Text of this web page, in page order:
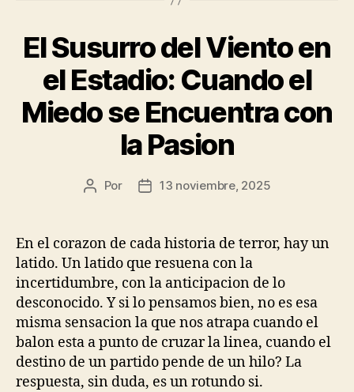
El Susurro del Viento en
el Estadio: Cuando el
Miedo se Encuentra con
la Pasion
Autor
publicación
Por
Fecha
publicación
13 noviembre, 2025
En el corazon de cada historia de terror, hay un
latido. Un latido que resuena con la
incertidumbre, con la anticipacion de lo
desconocido. Y si lo pensamos bien, no es esa
misma sensacion la que nos atrapa cuando el
balon esta a punto de cruzar la linea, cuando el
destino de un partido pende de un hilo? La
respuesta, sin duda, es un rotundo si.